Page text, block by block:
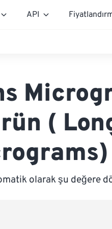
API
(
olarak şu değere